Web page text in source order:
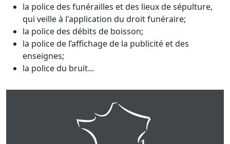
la police des funérailles et des lieux de sépulture,
qui veille à l'application du droit funéraire;
la police des débits de boisson;
la police de l’affichage de la publicité et des
enseignes;
la police du bruit...